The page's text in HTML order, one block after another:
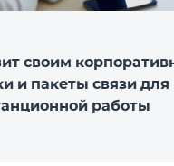
своим
и пакеты связи для
работы